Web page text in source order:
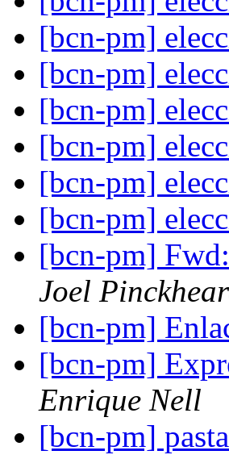
[bcn-pm]
[bcn-pm]
[bcn-pm]
[bcn-pm]
[bcn-pm]
[bcn-pm]
[bcn-pm]
Joel
[bcn-pm]
[bcn-pm]
Enrique Nell
[bcn-pm]